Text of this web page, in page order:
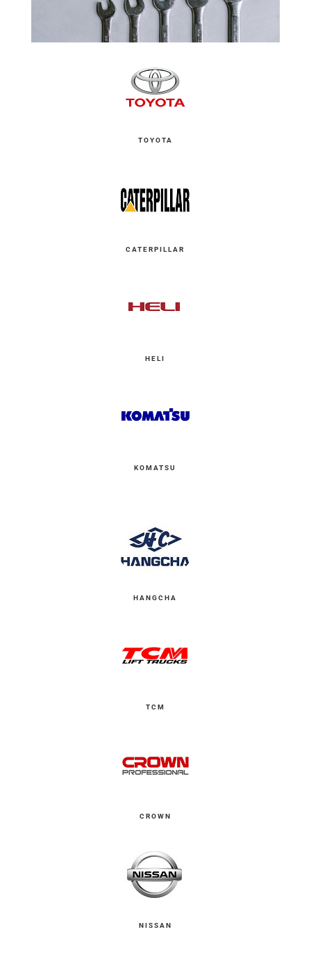
TOYOTA
CATERPILLAR
HELI
KOMATSU
HANGCHA
TCM
CROWN
NISSAN